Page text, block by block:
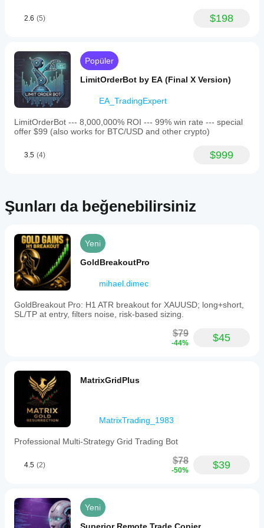
geriye dönük
dosyasını
Performans;
spread'lere
ve yürütme
kalitesine
bağlı olarak
değişebilir.
Botu kendi
test etmek,
gerçek
nasıl
yardımcı
olur.
2.6 (5) $198
Popüler
LimitOrderBot by EA (Final X Version)
EA_TradingExpert
LimitOrderBot --- 8,000,000% ROI --- 99% win rate --- special
offer $99 (also works for BTC/USD and other crypto)
3.5 (4) $999
Şunları da beğenebilirsiniz
Yeni
GoldBreakoutPro
mihael.dimec
GoldBreakout Pro: H1 ATR breakout for XAUUSD; long+short,
SL/TP at entry, filters noise, risk-based sizing.
$79
-44% $45
MatrixGridPlus
MatrixTrading_1983
Professional Multi-Strategy Grid Trading Bot
4.5 (2) $78
-50% $39
Yeni